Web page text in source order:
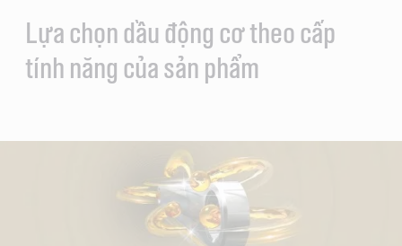
Lựa chọn dầu động cơ theo cấp
tính năng của sản phẩm